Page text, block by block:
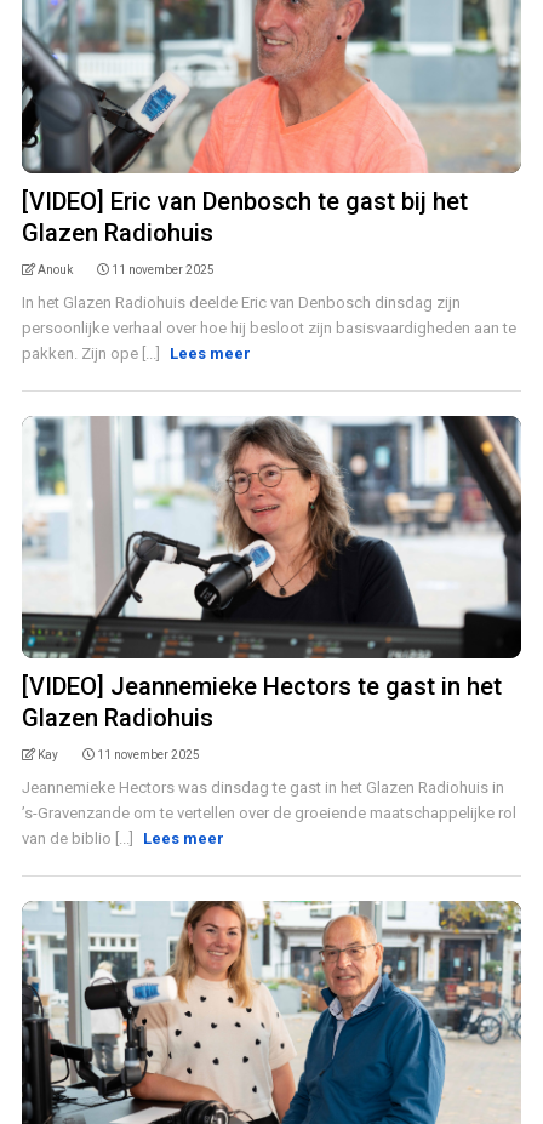
[VIDEO] Eric van Denbosch te gast bij het
Glazen Radiohuis
Anouk 11 november 2025
In het Glazen Radiohuis deelde Eric van Denbosch dinsdag zijn
persoonlijke verhaal over hoe hij besloot zijn basisvaardigheden aan te
pakken. Zijn ope [...]
Lees meer
[VIDEO] Jeannemieke Hectors te gast in het
Glazen Radiohuis
Kay 11 november 2025
Jeannemieke Hectors was dinsdag te gast in het Glazen Radiohuis in
’s-Gravenzande om te vertellen over de groeiende maatschappelijke rol
van de biblio [...]
Lees meer